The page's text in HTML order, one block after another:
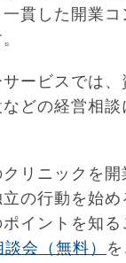
貫した開業コ
ービスでは、
どの経営相談
リニックを開
の行動を始め
イントを知る
会（無料）